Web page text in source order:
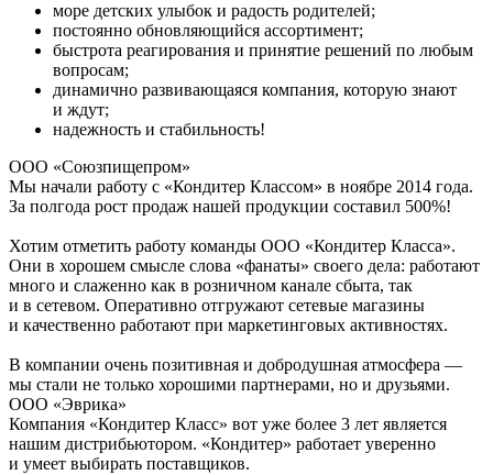
море детских улыбок и радость родителей;
постоянно обновляющийся ассортимент;
быстрота реагирования и принятие решений по любым
вопросам;
динамично развивающаяся компания, которую знают
и ждут;
надежность и стабильность!
ООО «Союзпищепром»
Мы начали работу с «Кондитер Классом» в ноябре 2014 года.
За полгода рост продаж нашей продукции составил 500%!
Хотим отметить работу команды ООО «Кондитер Класса».
Они в хорошем смысле слова «фанаты» своего дела: работают
много и слаженно как в розничном канале сбыта, так
и в сетевом. Оперативно отгружают сетевые магазины
и качественно работают при маркетинговых активностях.
В компании очень позитивная и добродушная атмосфера —
мы стали не только хорошими партнерами, но и друзьями.
ООО «Эврика»
Компания «Кондитер Класс» вот уже более 3 лет является
нашим дистрибьютором. «Кондитер» работает уверенно
и умеет выбирать поставщиков.